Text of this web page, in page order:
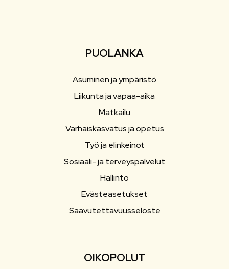
PUOLANKA
Asuminen ja ympäristö
Liikunta ja vapaa-aika
Matkailu
Varhaiskasvatus ja opetus
Työ ja elinkeinot
Sosiaali- ja terveyspalvelut
Hallinto
Evästeasetukset
Saavutettavuusseloste
OIKOPOLUT